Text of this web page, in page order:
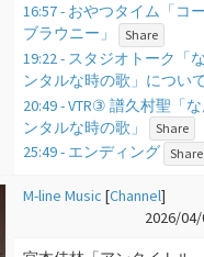
16:57 - おやつタイム「コ
ブラウニー」
Share
19:22 - スタジオトーク「
ンタルな時の歌」について
20:49 - VTR③ 譜久村聖「
ンタルな時の歌」
Share
25:49 - エンディング Share
M-line Music [Channel]
2026/04/